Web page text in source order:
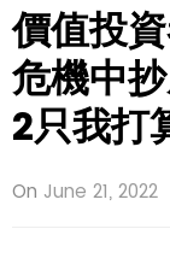
價值投
危機中
2只我打
On June 21, 2022